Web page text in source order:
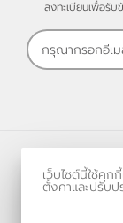
ลงทะเบียนเพื่อรั
และขายของออนไล
เว็บไซต์นี้ใช้คุก
ตั้งค่าและปรับ